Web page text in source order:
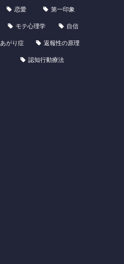
恋愛 第一印象
モテ心理学 自信
あがり症 返報性の原理
認知行動療法